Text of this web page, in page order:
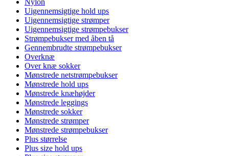
Nylon
Uigennemsigtige hold ups
Uigennemsigtige strømper
Uigennemsigtige strømpebukser
Strømpebukser med åben tå
Gennembrudte strømpebukser
Overknæ
Over knæ sokker
Mønstrede netstrømpebukser
Mønstrede hold ups
Mønstrede knæhøjder
Mønstrede leggings
Mønstrede sokker
Mønstrede strømper
Mønstrede strømpebukser
Plus størrelse
Plus size hold ups